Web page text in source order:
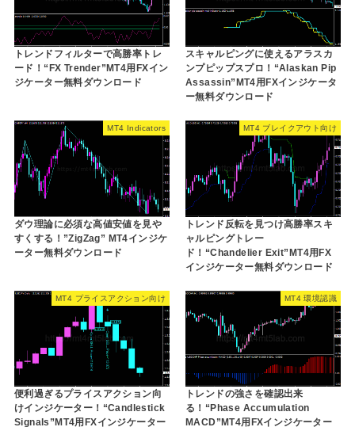
トレンドフィルターで高勝率トレ
ード！“FX Trender”MT4用FXイン
ジケーター無料ダウンロード
スキャルピングに使えるアラスカ
ンプピップスプロ！“Alaskan Pip
Assassin”MT4用FXインジケータ
ー無料ダウンロード
MT4 Indicators
ダウ理論に必須な高値安値を見や
すくする！”ZigZag” MT4インジケ
ーター無料ダウンロード
MT4 ブレイクアウト向け
トレンド反転を見つけ高勝率スキ
ャルピングトレー
ド！“Chandelier Exit”MT4用FX
インジケーター無料ダウンロード
MT4 プライスアクション向け
便利過ぎるプライスアクション向
けインジケーター！“Candlestick
Signals”MT4用FXインジケーター
MT4 環境認識
トレンドの強さを確認出来
る！“Phase Accumulation
MACD”MT4用FXインジケーター